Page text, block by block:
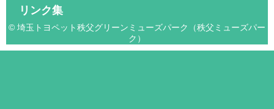
リンク集
© 埼玉トヨペット秩父グリーンミューズパーク（秩父ミューズパー
ク）